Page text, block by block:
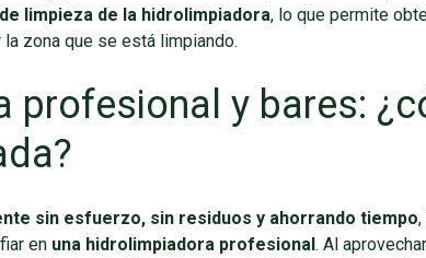
limpieza de la hidrolimpiadora, lo que permite
zona que se está limpiando.
profesional y bares:
sin esfuerzo, sin residuos y ahorrando tiempo
en una hidrolimpiadora profesional. Al